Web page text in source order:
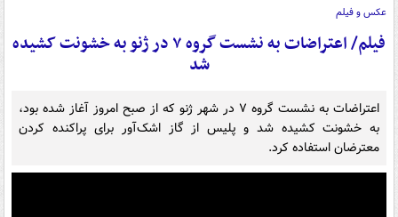
عکس و فیلم
فیلم/ اعتراضات به نشست گروه ۷ در ژنو به خشونت کشیده
شد
اعتراضات به نشست گروه ۷ در شهر ژنو که از صبح امروز آغاز شده بود،
به خشونت کشیده شد و پلیس از گاز اشک‌آور برای پراکنده کردن
معترضان استفاده کرد.